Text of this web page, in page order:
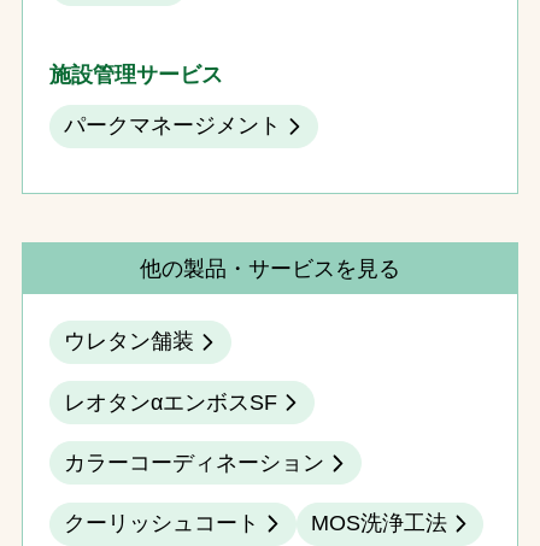
施設管理サービス
パークマネージメント
他の製品・サービスを見る
ウレタン舗装
レオタンαエンボスSF
カラーコーディネーション
クーリッシュコート MOS洗浄工法